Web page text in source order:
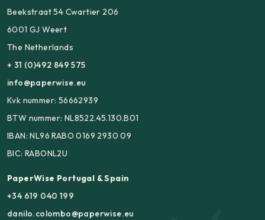
Beekstraat 54 Cwartier 206
6001 GJ Weert
The Netherlands
+ 31 (0)492 849 575
info@paperwise.eu
Kvk nummer: 56662939
BTW nummer: NL8522.45.130.B01
IBAN: NL96 RABO 0169 2930 09
BIC: RABONL2U
PaperWise Portugal & Spain
+34 619 040 199
danilo.colombo@paperwise.eu